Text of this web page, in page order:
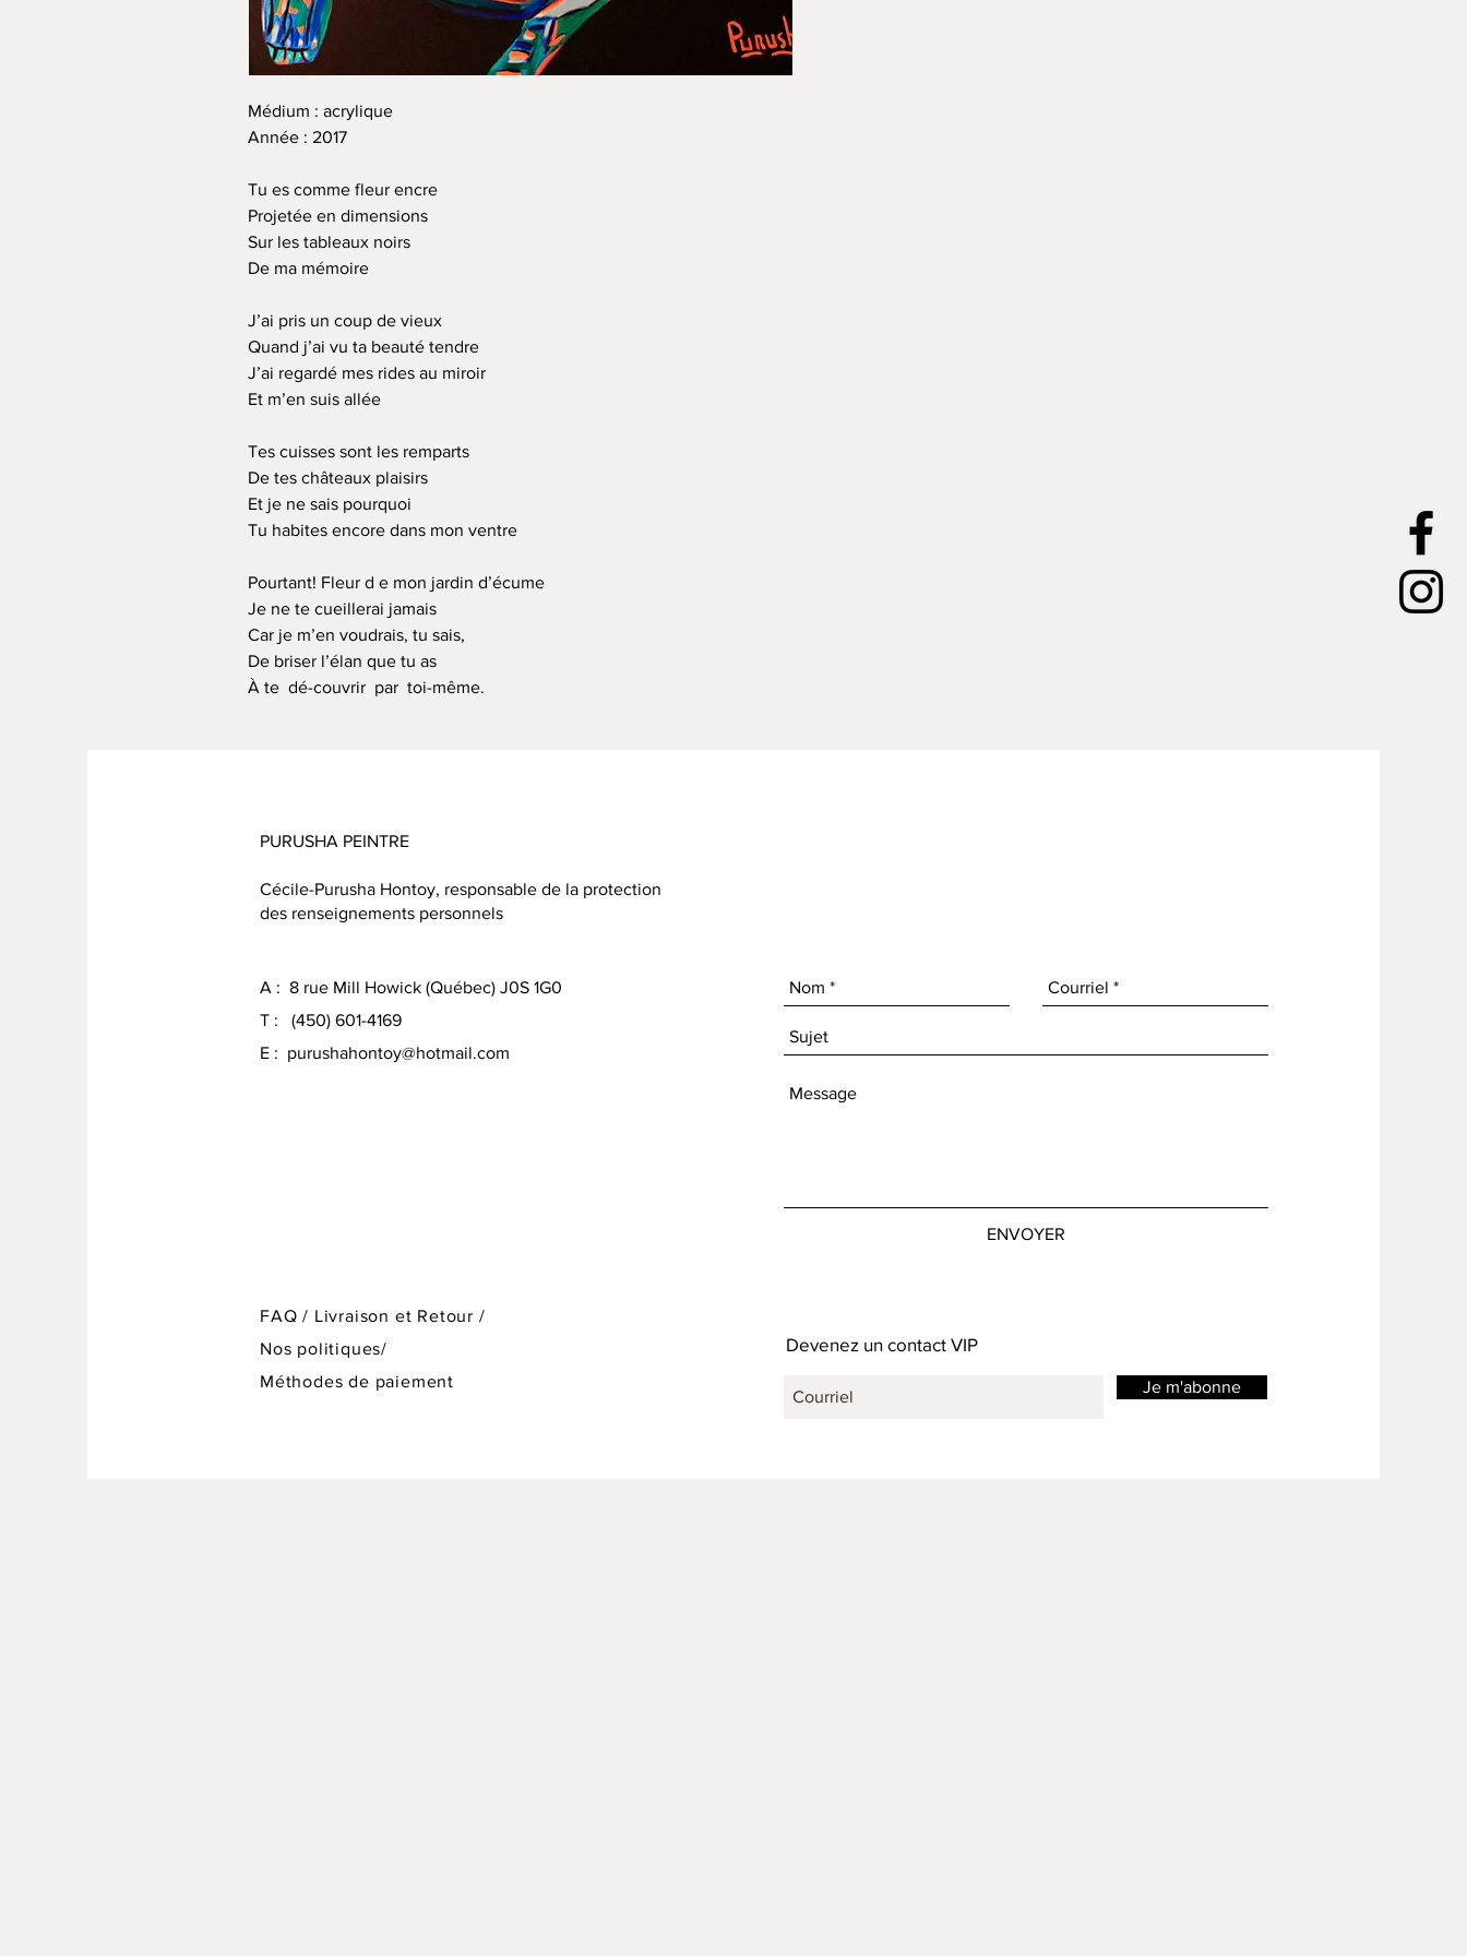
Médium : acrylique
Année : 2017
Tu es comme fleur encre
Projetée en dimensions
Sur les tableaux noirs
De ma mémoire
J’ai pris un coup de vieux
Quand j’ai vu ta beauté tendre
J’ai regardé mes rides au miroir
Et m’en suis allée
Tes cuisses sont les remparts
De tes châteaux plaisirs
Et je ne sais pourquoi
Tu habites encore dans mon ventre
Pourtant! Fleur d e mon jardin d’écume
Je ne te cueillerai jamais
Car je m’en voudrais, tu sais,
De briser l’élan que tu as
À te  dé-couvrir  par  toi-même.
PURUSHA PEINTRE
Cécile-Purusha Hontoy, responsable de la protection
des renseignements personnels
A : 8 rue Mill Howick (Québec) J0S 1G0
T : (450) 601-4169
E : purushahontoy@hotmail.com
FAQ / Livraison et Retour /
Nos politiques/
Méthodes de paiement
ENVOYER
Devenez un contact VIP
Je m'abonne